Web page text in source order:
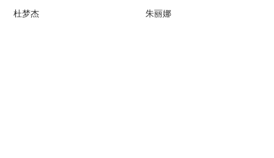
杜梦杰 朱丽娜